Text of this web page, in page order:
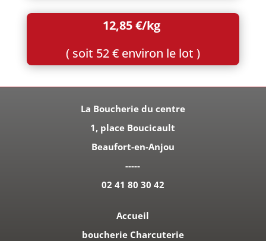
12,85 €/kg
( soit 52 € environ le lot )
La Boucherie du centre
1, place Boucicault
Beaufort-en-Anjou
-----
02 41 80 30 42
Accueil
boucherie Charcuterie